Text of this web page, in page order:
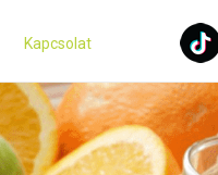
Kapcsolat